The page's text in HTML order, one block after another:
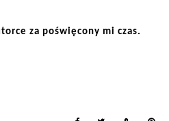
za poświęcony mi czas.